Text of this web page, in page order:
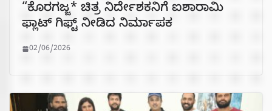
“ಕೊರಗಜ್ಜ* ಚಿತ್ರ ನಿರ್ದೇಶಕನಿಗೆ ಐಶಾರಾಮಿ
ಫ್ಲಾಟ್ ಗಿಫ್ಟ್ ನೀಡಿದ ನಿರ್ಮಾಪಕ
02/06/2026